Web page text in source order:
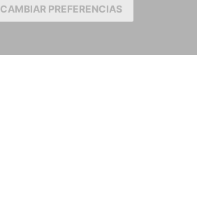
CAMBIAR PREFERENCIAS